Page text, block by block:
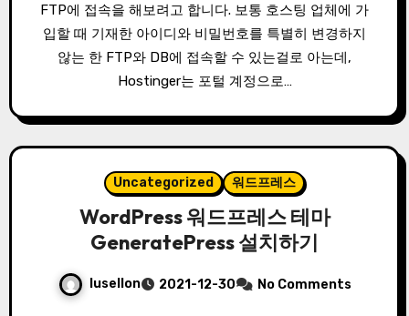
FTP에 접속을 해보려고 합니다. 보통 호스팅 업체에 가
입할 때 기재한 아이디와 비밀번호를 특별히 변경하지
않는 한 FTP와 DB에 접속할 수 있는걸로 아는데,
Hostinger는 포털 계정으로…
Uncategorized 워드프레스
WordPress 워드프레스 테마
GeneratePress 설치하기
lusellon 2021-12-30 No Comments